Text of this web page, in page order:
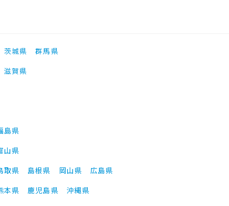
茨城県
群馬県
滋賀県
島県
山県
取県 島根県 岡山県
広島県
本県 鹿児島県 沖縄県